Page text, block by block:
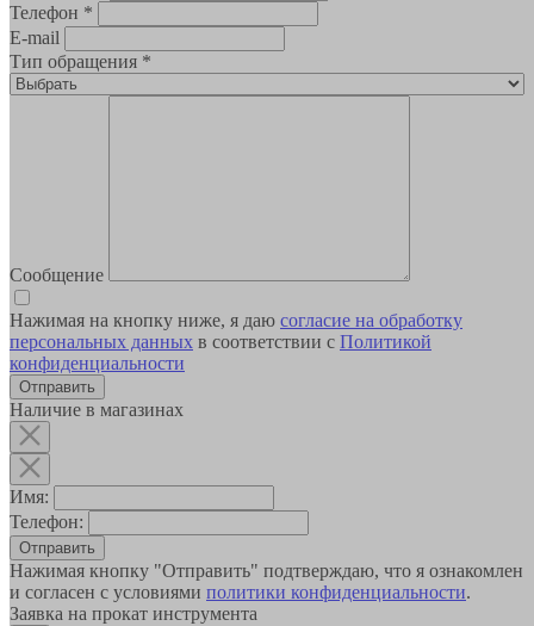
Телефон *
E-mail
Тип обращения *
Сообщение
Нажимая на кнопку ниже, я даю согласие на обработку
персональных данных в соответствии с Политикой
конфиденциальности
Наличие в магазинах
Имя:
Телефон:
Отправить
Нажимая кнопку "Отправить" подтверждаю, что я ознакомлен
и согласен с условиями политики конфиденциальности.
Заявка на прокат инструмента